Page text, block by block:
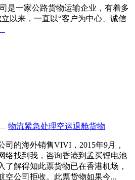
一家公路货物运输企业，有着多
以来，一直以“客户为中心、诚信
物流紧急处理空运退舱货物
司的海外销售VIVI，2015年9月，
络找到我，咨询香港到孟买锂电池
了解得知此票货物已在香港机场，
空公司拒收。此票货物如果今...